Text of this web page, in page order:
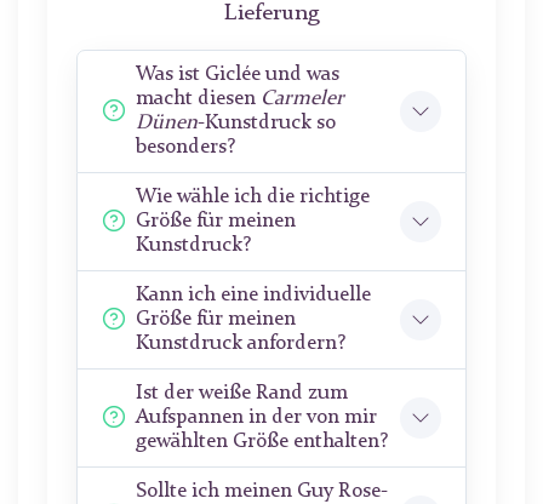
Lieferung
Was ist Giclée und was
macht diesen Carmeler
Dünen-Kunstdruck so
besonders?
Wie wähle ich die richtige
Größe für meinen
Kunstdruck?
Kann ich eine individuelle
Größe für meinen
Kunstdruck anfordern?
Ist der weiße Rand zum
Aufspannen in der von mir
gewählten Größe enthalten?
Sollte ich meinen Guy Rose-